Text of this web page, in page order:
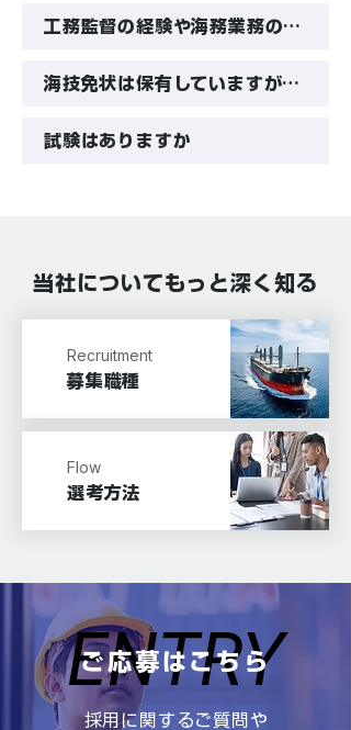
工務監督の経験や海務業務の経験がありませんが、応募可能でしょうか
海技免状は保有していますが、乗船経験（船での就業経験）がありません。応募可能でしょうか
試験はありますか
当社についてもっと深く知る
Recruitment
募集職種
Flow
​選考方法
ENTRY
ENTRY
ご応募はこちら
採用に関するご質問や